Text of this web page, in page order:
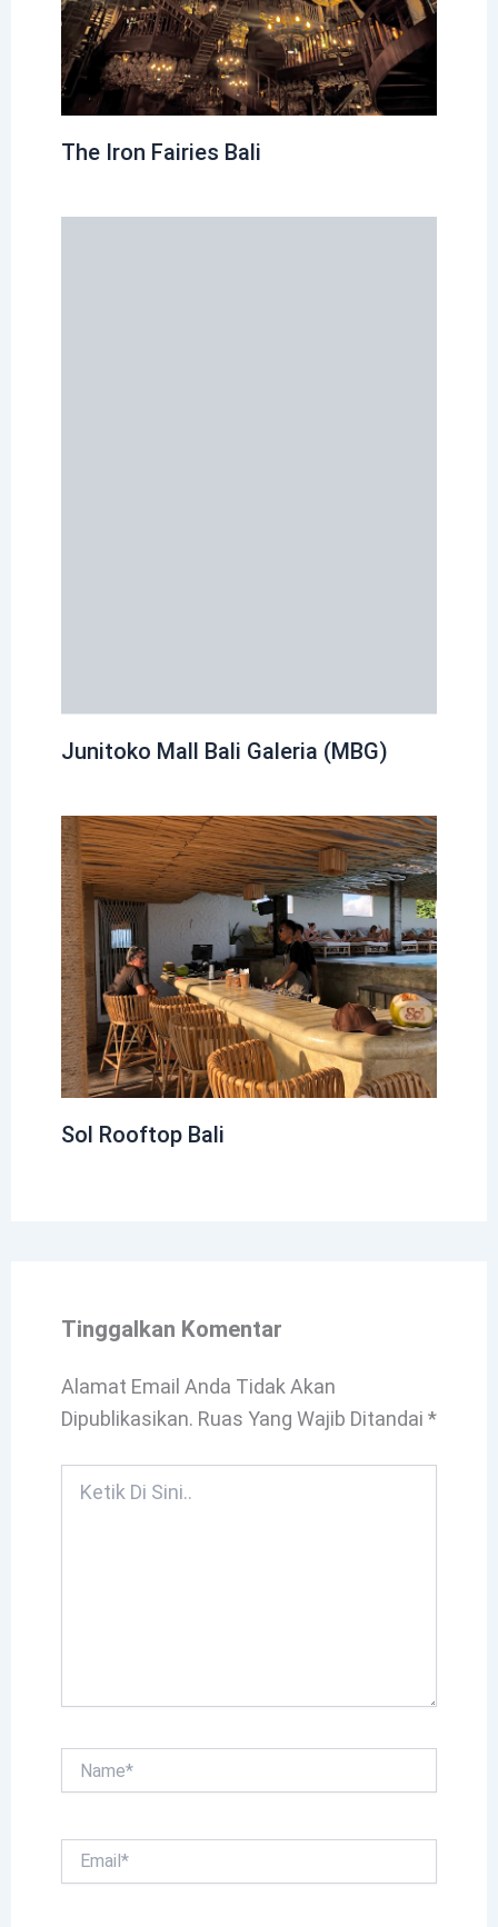
The Iron Fairies Bali
Junitoko Mall Bali Galeria (MBG)
Sol Rooftop Bali
Tinggalkan Komentar
Alamat Email Anda Tidak Akan
Dipublikasikan. Ruas Yang Wajib Ditandai *